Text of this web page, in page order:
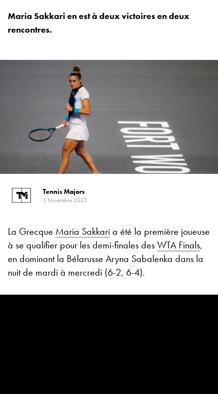
Maria Sakkari en est à deux victoires en deux
rencontres.
Tennis Majors
3 Novembre 2022
La Grecque Maria Sakkari a été la première joueuse
à se qualifier pour les demi-finales desWTA Finals,
en dominant la Bélarusse Aryna Sabalenka dans la
nuit de mardi à mercredi (6-2, 6-4).